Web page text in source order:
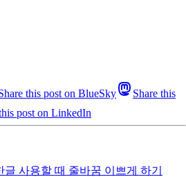
this post on BlueSky
Share this
post on LinkedIn
사용할 때 줄바꿈 이쁘게 하기